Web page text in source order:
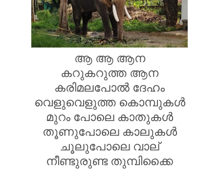
ആ ആ ആന
കറുകറുത്ത ആന
കരിമലപോൽ ദേഹം
വെളുവെളുത്ത കൊമ്പുകൾ
മുറം പോലെ കാതുകൾ
തൂണുപോലെ കാലുകൾ
ചൂലുപോലെ വാല്
നീണ്ടുരുണ്ട തുമ്പിക്കൈ